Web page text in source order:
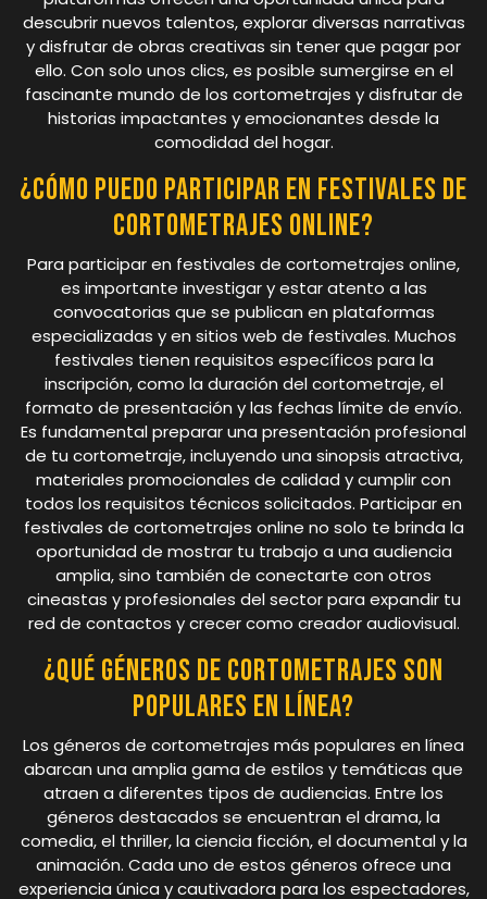
descubrir nuevos talentos, explorar diversas narrativas
y disfrutar de obras creativas sin tener que pagar por
ello. Con solo unos clics, es posible sumergirse en el
fascinante mundo de los cortometrajes y disfrutar de
historias impactantes y emocionantes desde la
comodidad del hogar.
¿Cómo puedo participar en festivales de
cortometrajes online?
Para participar en festivales de cortometrajes online,
es importante investigar y estar atento a las
convocatorias que se publican en plataformas
especializadas y en sitios web de festivales. Muchos
festivales tienen requisitos específicos para la
inscripción, como la duración del cortometraje, el
formato de presentación y las fechas límite de envío.
Es fundamental preparar una presentación profesional
de tu cortometraje, incluyendo una sinopsis atractiva,
materiales promocionales de calidad y cumplir con
todos los requisitos técnicos solicitados. Participar en
festivales de cortometrajes online no solo te brinda la
oportunidad de mostrar tu trabajo a una audiencia
amplia, sino también de conectarte con otros
cineastas y profesionales del sector para expandir tu
red de contactos y crecer como creador audiovisual.
¿Qué géneros de cortometrajes son
populares en línea?
Los géneros de cortometrajes más populares en línea
abarcan una amplia gama de estilos y temáticas que
atraen a diferentes tipos de audiencias. Entre los
géneros destacados se encuentran el drama, la
comedia, el thriller, la ciencia ficción, el documental y la
animación. Cada uno de estos géneros ofrece una
experiencia única y cautivadora para los espectadores,